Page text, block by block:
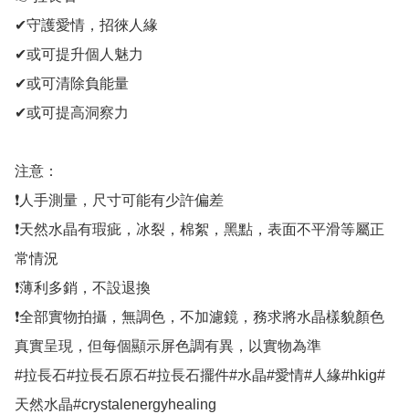
✔守護愛情，招徠人緣
✔或可提升個人魅力
✔或可清除負能量
✔或可提高洞察力
注意：
❗人手測量，尺寸可能有少許偏差
❗天然水晶有瑕疵，冰裂，棉絮，黑點，表面不平滑等屬正
常情況
❗薄利多銷，不設退換
❗全部實物拍攝，無調色，不加濾鏡，務求將水晶樣貌顏色
真實呈現，但每個顯示屏色調有異，以實物為準
#拉長石#拉長石原石#拉長石擺件#水晶#愛情#人緣#hkig#
天然水晶#crystalenergyhealing